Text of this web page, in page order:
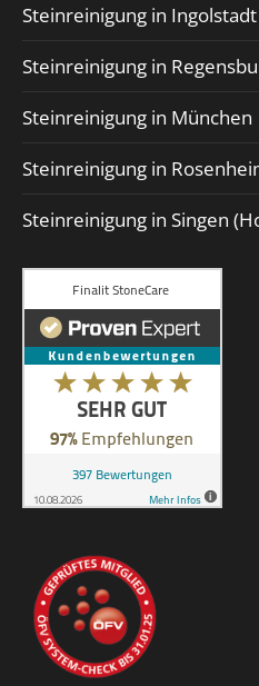
Steinreinigung in Ingolstadt
Steinreinigung in
Steinreinigung in München
Steinreinigung in
Steinreinigung in Singen